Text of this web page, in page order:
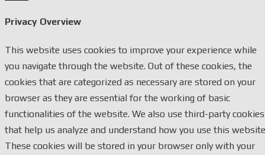
Privacy Overview
This website uses cookies to improve your experience while
you navigate through the website. Out of these cookies, the
cookies that are categorized as necessary are stored on your
browser as they are essential for the working of basic
functionalities of the website. We also use third-party cookies
that help us analyze and understand how you use this
These cookies will be stored in your browser only with your